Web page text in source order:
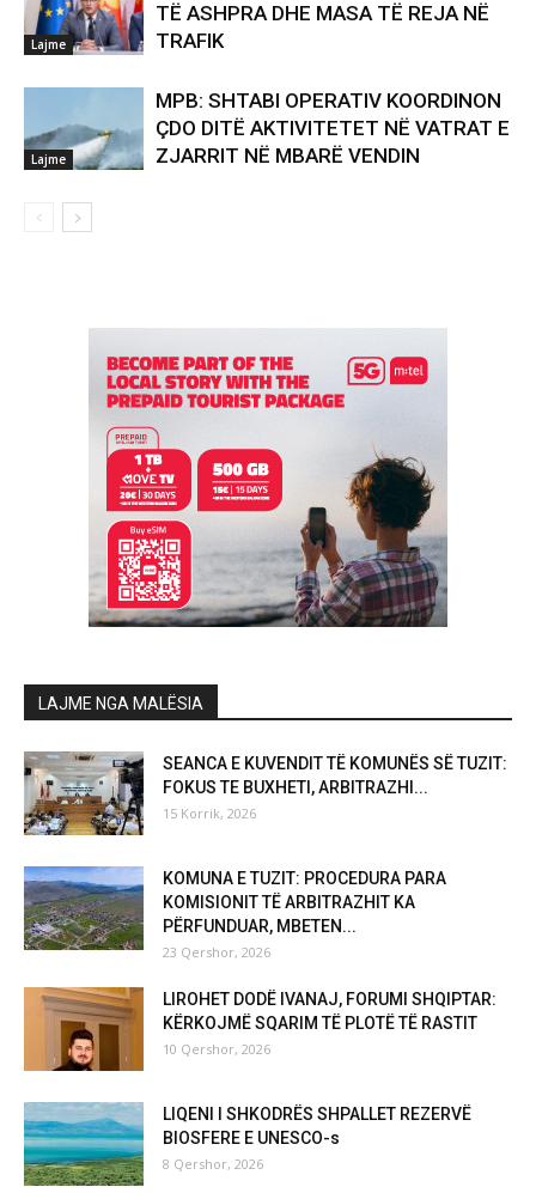
Lajme
TË ASHPRA DHE MASA TË REJA NË
TRAFIK
Lajme
MPB: SHTABI OPERATIV KOORDINON
ÇDO DITË AKTIVITETET NË VATRAT E
ZJARRIT NË MBARË VENDIN
LAJME NGA MALËSIA
SEANCA E KUVENDIT TË KOMUNËS SË TUZIT:
FOKUS TE BUXHETI, ARBITRAZHI...
15 Korrik, 2026
KOMUNA E TUZIT: PROCEDURA PARA
KOMISIONIT TË ARBITRAZHIT KA
PËRFUNDUAR, MBETEN...
23 Qershor, 2026
LIROHET DODË IVANAJ, FORUMI SHQIPTAR:
KËRKOJMË SQARIM TË PLOTË TË RASTIT
10 Qershor, 2026
LIQENI I SHKODRËS SHPALLET REZERVË
BIOSFERE E UNESCO-s
8 Qershor, 2026